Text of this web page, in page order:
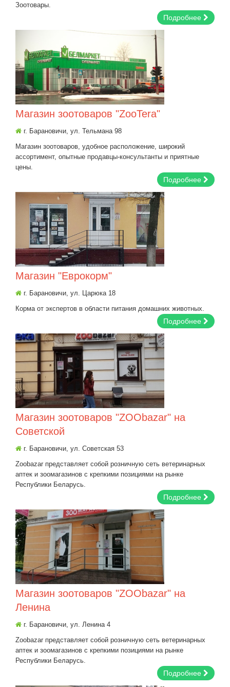
Зоотовары.
Подробнее
Магазин зоотоваров "ZooTera"
г. Барановичи, ул. Тельмана 98
Магазин зоотоваров, удобное расположение, широкий
ассортимент, опытные продавцы-консультанты и приятные
цены. ​
Подробнее
Магазин "Еврокорм"
г. Барановичи, ул. Царюка 18
Корма от экспертов в области питания домашних животных.
Подробнее
Магазин зоотоваров "ZOObazar" на
Советской
г. Барановичи, ул. Советская 53
Zoobazar представляет собой розничную сеть ветеринарных
аптек и зоомагазинов с крепкими позициями на рынке
Республики Беларусь.
Подробнее
Магазин зоотоваров "ZOObazar" на
Ленина
г. Барановичи, ул. Ленина 4
Zoobazar представляет собой розничную сеть ветеринарных
аптек и зоомагазинов с крепкими позициями на рынке
Республики Беларусь.
Подробнее